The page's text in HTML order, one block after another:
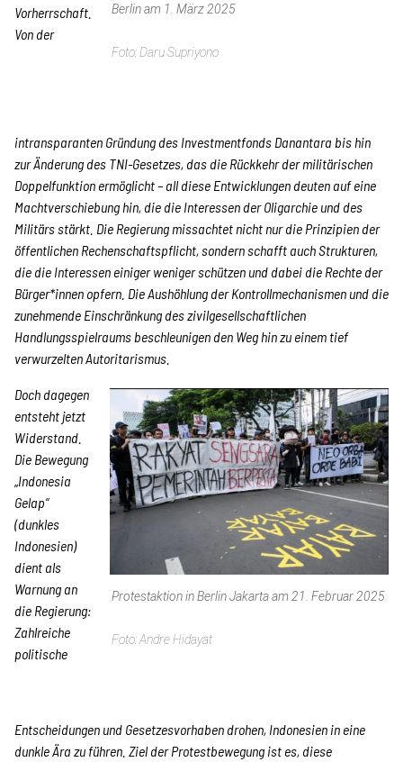
Newsletter abonnieren
Über uns
Transparenz
Kontakt
english
Indonesian
Suche
Berlin am 1. März 2025
Daru Supriyono
Vorherrschaft.
Von der
intransparanten Gründung des Investmentfonds Danantara bis hin
zur Änderung des TNI-Gesetzes, das die Rückkehr der militärischen
Doppelfunktion ermöglicht – all diese Entwicklungen deuten auf eine
Machtverschiebung hin, die die Interessen der Oligarchie und des
Militärs stärkt. Die Regierung missachtet nicht nur die Prinzipien der
öffentlichen Rechenschaftspflicht, sondern schafft auch Strukturen,
die die Interessen einiger weniger schützen und dabei die Rechte der
Bürger*innen opfern. Die Aushöhlung der Kontrollmechanismen und die
zunehmende Einschränkung des zivilgesellschaftlichen
Handlungsspielraums beschleunigen den Weg hin zu einem tief
verwurzelten Autoritarismus.
Protestaktion in Berlin Jakarta am 21. Februar 2025
Andre Hidayat
Doch dagegen
entsteht jetzt
Widerstand.
Die Bewegung
„Indonesia
Gelap“
(dunkles
Indonesien)
dient als
Warnung an
die Regierung:
Zahlreiche
politische
Entscheidungen und Gesetzesvorhaben drohen, Indonesien in eine
dunkle Ära zu führen. Ziel der Protestbewegung ist es, diese